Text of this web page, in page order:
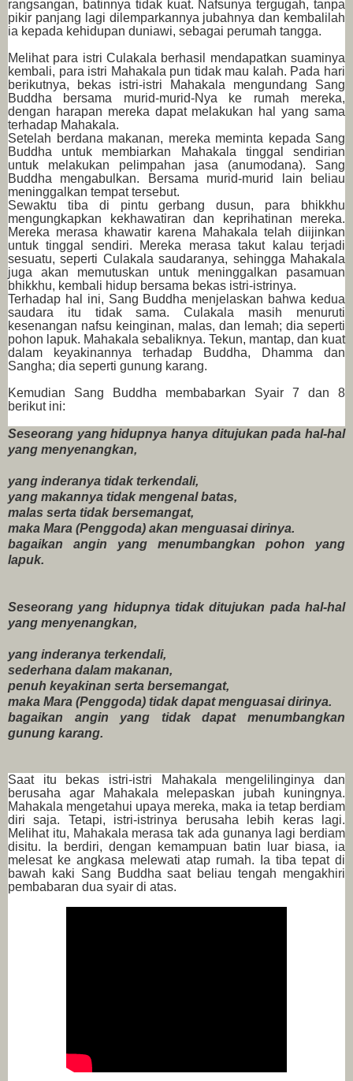
rangsangan, batinnya tidak kuat. Nafsunya tergugah, tanpa
pikir panjang lagi dilemparkannya jubahnya dan kembalilah
ia kepada kehidupan duniawi, sebagai perumah tangga.
Melihat para istri Culakala berhasil mendapatkan suaminya
kembali, para istri Mahakala pun tidak mau kalah. Pada hari
berikutnya, bekas istri-istri Mahakala mengundang Sang
Buddha bersama murid-murid-Nya ke rumah mereka,
dengan harapan mereka dapat melakukan hal yang sama
terhadap Mahakala.
Setelah berdana makanan, mereka meminta kepada Sang
Buddha untuk membiarkan Mahakala tinggal sendirian
untuk melakukan pelimpahan jasa (anumodana). Sang
Buddha mengabulkan. Bersama murid-murid lain beliau
meninggalkan tempat tersebut.
Sewaktu tiba di pintu gerbang dusun, para bhikkhu
mengungkapkan kekhawatiran dan keprihatinan mereka.
Mereka merasa khawatir karena Mahakala telah diijinkan
untuk tinggal sendiri. Mereka merasa takut kalau terjadi
sesuatu, seperti Culakala saudaranya, sehingga Mahakala
juga akan memutuskan untuk meninggalkan pasamuan
bhikkhu, kembali hidup bersama bekas istri-istrinya.
Terhadap hal ini, Sang Buddha menjelaskan bahwa kedua
saudara itu tidak sama. Culakala masih menuruti
kesenangan nafsu keinginan, malas, dan lemah; dia seperti
pohon lapuk. Mahakala sebaliknya. Tekun, mantap, dan kuat
dalam keyakinannya terhadap Buddha, Dhamma dan
Sangha; dia seperti gunung karang.
Kemudian Sang Buddha membabarkan Syair 7 dan 8
berikut ini:
Seseorang yang hidupnya hanya ditujukan pada hal-hal
yang menyenangkan,
yang inderanya tidak terkendali,
yang makannya tidak mengenal batas,
malas serta tidak bersemangat,
maka Mara (Penggoda) akan menguasai dirinya.
bagaikan angin yang menumbangkan pohon yang
lapuk.
Seseorang yang hidupnya tidak ditujukan pada hal-hal
yang menyenangkan,
yang inderanya terkendali,
sederhana dalam makanan,
penuh keyakinan serta bersemangat,
maka Mara (Penggoda) tidak dapat menguasai dirinya.
bagaikan angin yang tidak dapat menumbangkan
gunung karang.
Saat itu bekas istri-istri Mahakala mengelilinginya dan
berusaha agar Mahakala melepaskan jubah kuningnya.
Mahakala mengetahui upaya mereka, maka ia tetap berdiam
diri saja. Tetapi, istri-istrinya berusaha lebih keras lagi.
Melihat itu, Mahakala merasa tak ada gunanya lagi berdiam
disitu. Ia berdiri, dengan kemampuan batin luar biasa, ia
melesat ke angkasa melewati atap rumah. Ia tiba tepat di
bawah kaki Sang Buddha saat beliau tengah mengakhiri
pembabaran dua syair di atas.